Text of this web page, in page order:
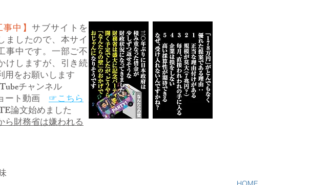
事中】サブサイトを
ましたので、本サイ
事中です。一部ご不
けしますが、引き続
用をお願いします
チャンネル
ート動画 ☞こちら
論文始めました
ら財務省は嫌われる